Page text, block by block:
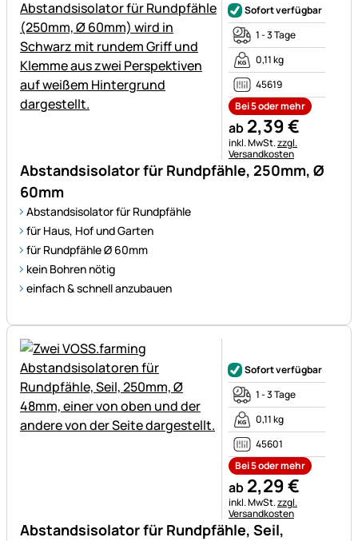
Abstandsisolator für Rundpfähle, 250mm, Ø
60mm
Abstandsisolator für Rundpfähle
für Haus, Hof und Garten
für Rundpfähle Ø 60mm
kein Bohren nötig
einfach & schnell anzubauen
Sofort verfügbar
1 - 3 Tage
0,11 kg
45619
Bei 5 oder mehr
ab 2,39€
Steuerhinweis:
inkl. MwSt.zzgl.
Versandkosten
Abstandsisolator für Rundpfähle, Seil,
Sofort verfügbar
1 - 3 Tage
0,11 kg
45601
Bei 5 oder mehr
ab 2,29€
Steuerhinweis:
inkl. MwSt.zzgl.
Versandkosten